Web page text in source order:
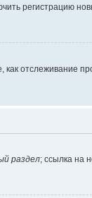
регистрацию
отслеживание
раздел; ссылка на